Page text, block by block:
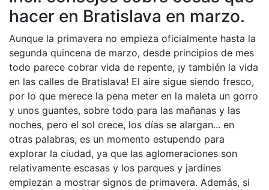
hacer en Bratislava en marzo.
Aunque la primavera no empieza oficialmente hasta la
segunda quincena de marzo, desde principios de mes
todo parece cobrar vida de repente, ¡y también la vida
en las calles de Bratislava! El aire sigue siendo fresco,
por lo que merece la pena meter en la maleta un gorro
y unos guantes, sobre todo para las mañanas y las
noches, pero el sol crece, los días se alargan... en
otras palabras, es un momento estupendo para
explorar la ciudad, ya que las aglomeraciones son
relativamente escasas y los parques y jardines
empiezan a mostrar signos de primavera. Además, si